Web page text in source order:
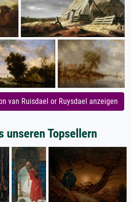
van Ruisdael or Ruysdael anzeigen
unseren Topsellern